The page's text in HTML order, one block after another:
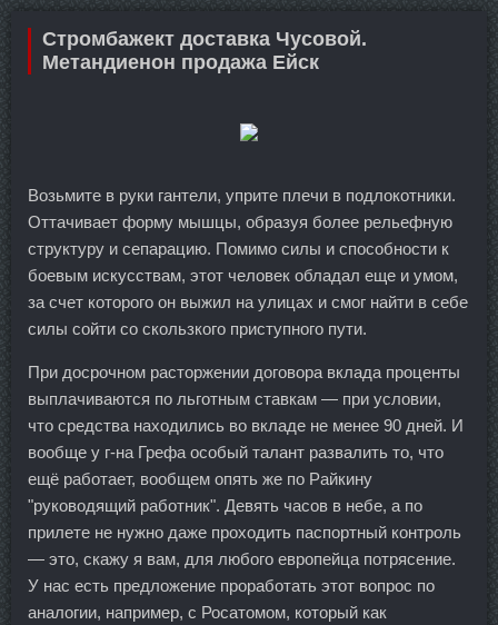
Стромбажект доставка Чусовой.
Метандиенон продажа Ейск
Возьмите в руки гантели, уприте плечи в подлокотники.
Оттачивает форму мышцы, образуя более рельефную
структуру и сепарацию. Помимо силы и способности к
боевым искусствам, этот человек обладал еще и умом,
за счет которого он выжил на улицах и смог найти в себе
силы сойти со скользкого приступного пути.
При досрочном расторжении договора вклада проценты
выплачиваются по льготным ставкам — при условии,
что средства находились во вкладе не менее 90 дней. И
вообще у г-на Грефа особый талант развалить то, что
ещё работает, вообщем опять же по Райкину
"руководящий работник". Девять часов в небе, а по
прилете не нужно даже проходить паспортный контроль
— это, скажу я вам, для любого европейца потрясение.
У нас есть предложение проработать этот вопрос по
аналогии, например, с Росатомом, который как